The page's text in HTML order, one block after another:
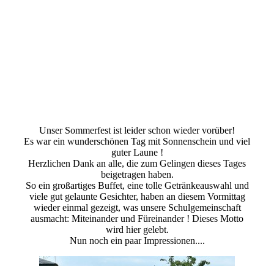
Unser Sommerfest ist leider schon wieder vorüber!
Es war ein wunderschönen Tag mit Sonnenschein und viel
guter Laune !
Herzlichen Dank an alle, die zum Gelingen dieses Tages
beigetragen haben.
So ein großartiges Buffet, eine tolle Getränkeauswahl und
viele gut gelaunte Gesichter, haben an diesem Vormittag
wieder einmal gezeigt, was unsere Schulgemeinschaft
ausmacht: Miteinander und Füreinander ! Dieses Motto
wird hier gelebt.
Nun noch ein paar Impressionen....